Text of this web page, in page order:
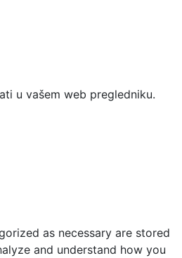
u vašem web pregledniku.
as necessary are stored
and understand how you